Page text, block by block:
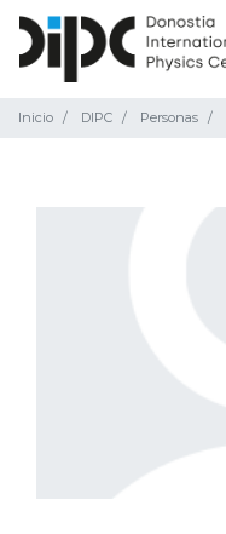
Inicio DIPC Personas